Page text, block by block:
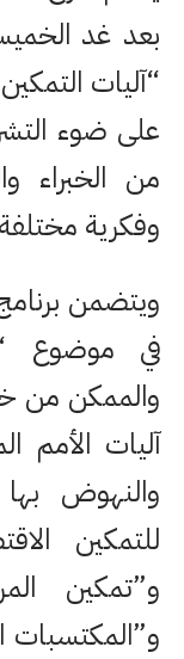
بعد غد
“آليات
على ضوء
من الخبراء
وفكرية
ويتضمن
في موضوع
والممكن من
آليات الأمم
والنهوض بها
للتمكين
و”تمكين
و”المكتسبات